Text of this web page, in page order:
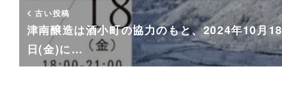
古い投稿
津南醸造は酒小町の協力のもと、2024年10月18
日(金)に…